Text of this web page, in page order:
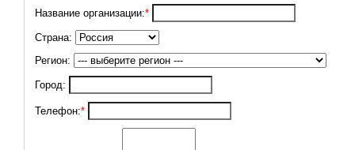
Название организации:*
Страна:
Регион:
Город:
Телефон:*